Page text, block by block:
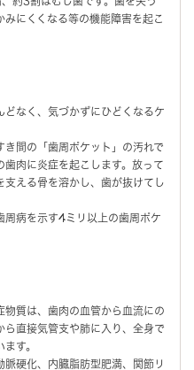
にくくなる等の機能障害を起こ
なく、気づかずにひどくなるケ
間の「歯周ポケット」の汚れで
肉に炎症を起こします。放って
支える骨を溶かし、歯が抜けてし
病を示す4ミリ以上の歯周ポケ
質は、歯肉の血管から血流にの
ら直接気管支や肺に入り、全身で
す。
硬化、内臓脂肪型肥満、関節リ